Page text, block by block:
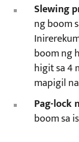
Slewing
ng boom
boom ng
higit sa 4
mapigil
Pag-lock
boom sa